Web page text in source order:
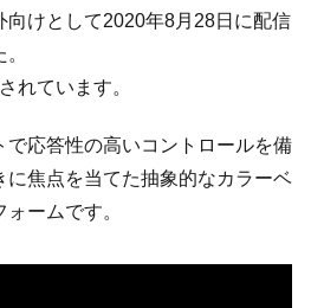
向けとして2020年8月28日に配信
れています。
で応答性の高いコントロールを備
に焦点を当てた抽象的なカラーベ
ームです。